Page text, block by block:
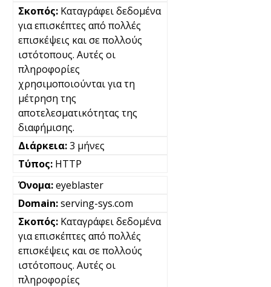
Καταγράφει δεδομένα
για επισκέπτες από πολλές
επισκέψεις και σε πολλούς
ιστότοπους. Αυτές οι
πληροφορίες
χρησιμοποιούνται για τη
μέτρηση της
αποτελεσματικότητας της
διαφήμισης.
3 μήνες
HTTP
eyeblaster
serving-sys.com
Καταγράφει δεδομένα
για επισκέπτες από πολλές
επισκέψεις και σε πολλούς
ιστότοπους. Αυτές οι
πληροφορίες